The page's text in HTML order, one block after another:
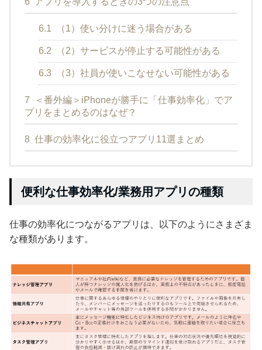
6.1 （1）使い分けに迷う場合がある
6.2 （2）サービスが停止する可能性がある
6.3 （3）社員が使いこなせない可能性がある
7
＜番外編＞iPhoneが勝手に「仕事効率化」でア
プリをまとめるのはなぜ？
8 仕事の効率化に役立つアプリ11選まとめ
便利な仕事効率化/業務用アプリの種類
仕事の効率化につながるアプリは、以下のようにさまざま
な種類があります。